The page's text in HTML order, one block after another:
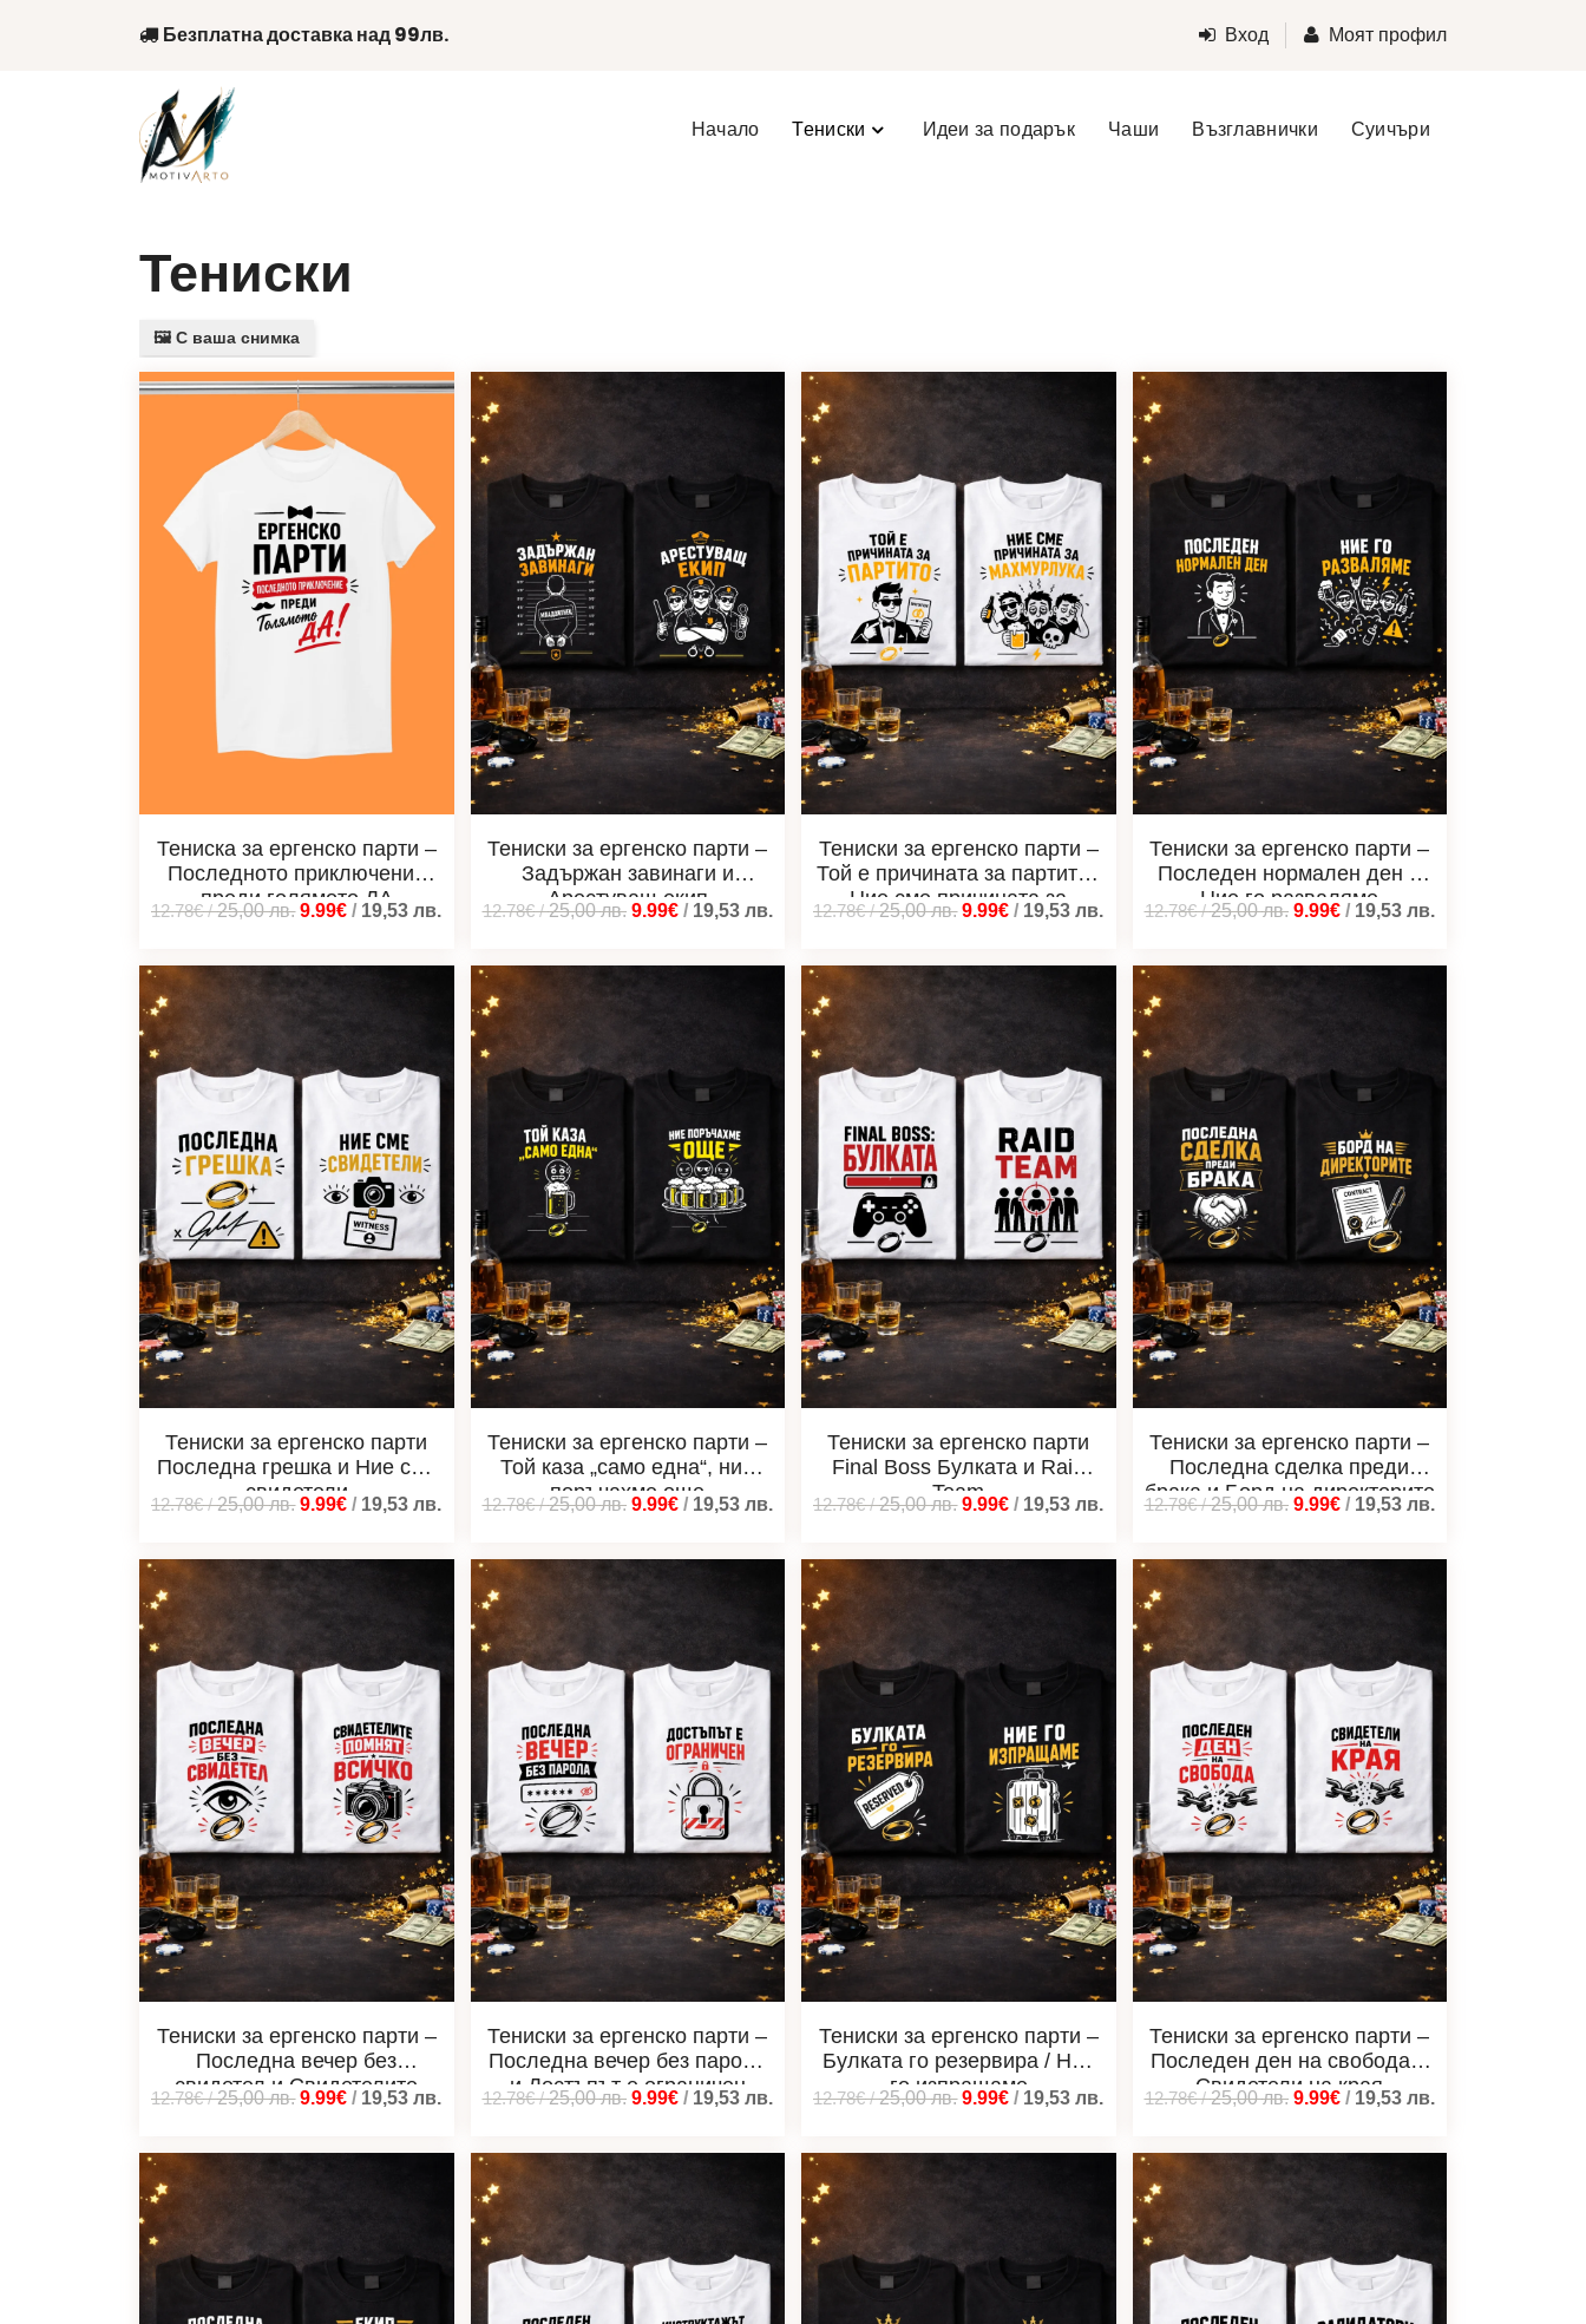
Безплатна доставка над 99лв. Вход Моят профил
Начало Тениски Идеи за подарък Чаши Възглавнички Суичъри
Тениски
🖼️ С ваша снимка
Тениска за ергенско парти –
Последното приключение
преди голямото ДА
12.78€/25,00лв. 9.99€ / 19,53лв.
Тениски за ергенско парти –
Задържан завинаги и
Арестуващ екип
12.78€/25,00лв. 9.99€/ 19,53 лв.
Тениски за ергенско парти –
Той е причината за партито /
Ние сме причината за
махмурлука
12.78€/25,00лв. 9.99€ / 19,53лв.
Тениски за ергенско парти –
Последен нормален ден и
Ние го разваляме
12.78€/25,00лв. 9.99€/ 19,53 лв.
Тениски за ергенско парти
Последна грешка и Ние сме
свидетели
12.78€/25,00лв. 9.99€ / 19,53лв.
Тениски за ергенско парти –
Той каза „само една“, ние
поръчахме още
12.78€/25,00лв. 9.99€/ 19,53 лв.
Тениски за ергенско парти
Final Boss Булката и Raid
Team
12.78€/25,00лв. 9.99€ / 19,53лв.
Тениски за ергенско парти –
Последна сделка преди
брака и Борд на директорите
12.78€/25,00лв. 9.99€/ 19,53 лв.
Тениски за ергенско парти –
Последна вечер без
свидетел и Свидетелите
помнят всичко
12.78€/25,00лв. 9.99€ / 19,53лв.
Тениски за ергенско парти –
Последна вечер без парола
и Достъпът е ограничен
12.78€/25,00лв. 9.99€/ 19,53 лв.
Тениски за ергенско парти –
Булката го резервира / Ние
го изпращаме
12.78€/25,00лв. 9.99€ / 19,53лв.
Тениски за ергенско парти –
Последен ден на свобода и
Свидетели на края
12.78€/25,00лв. 9.99€/ 19,53 лв.